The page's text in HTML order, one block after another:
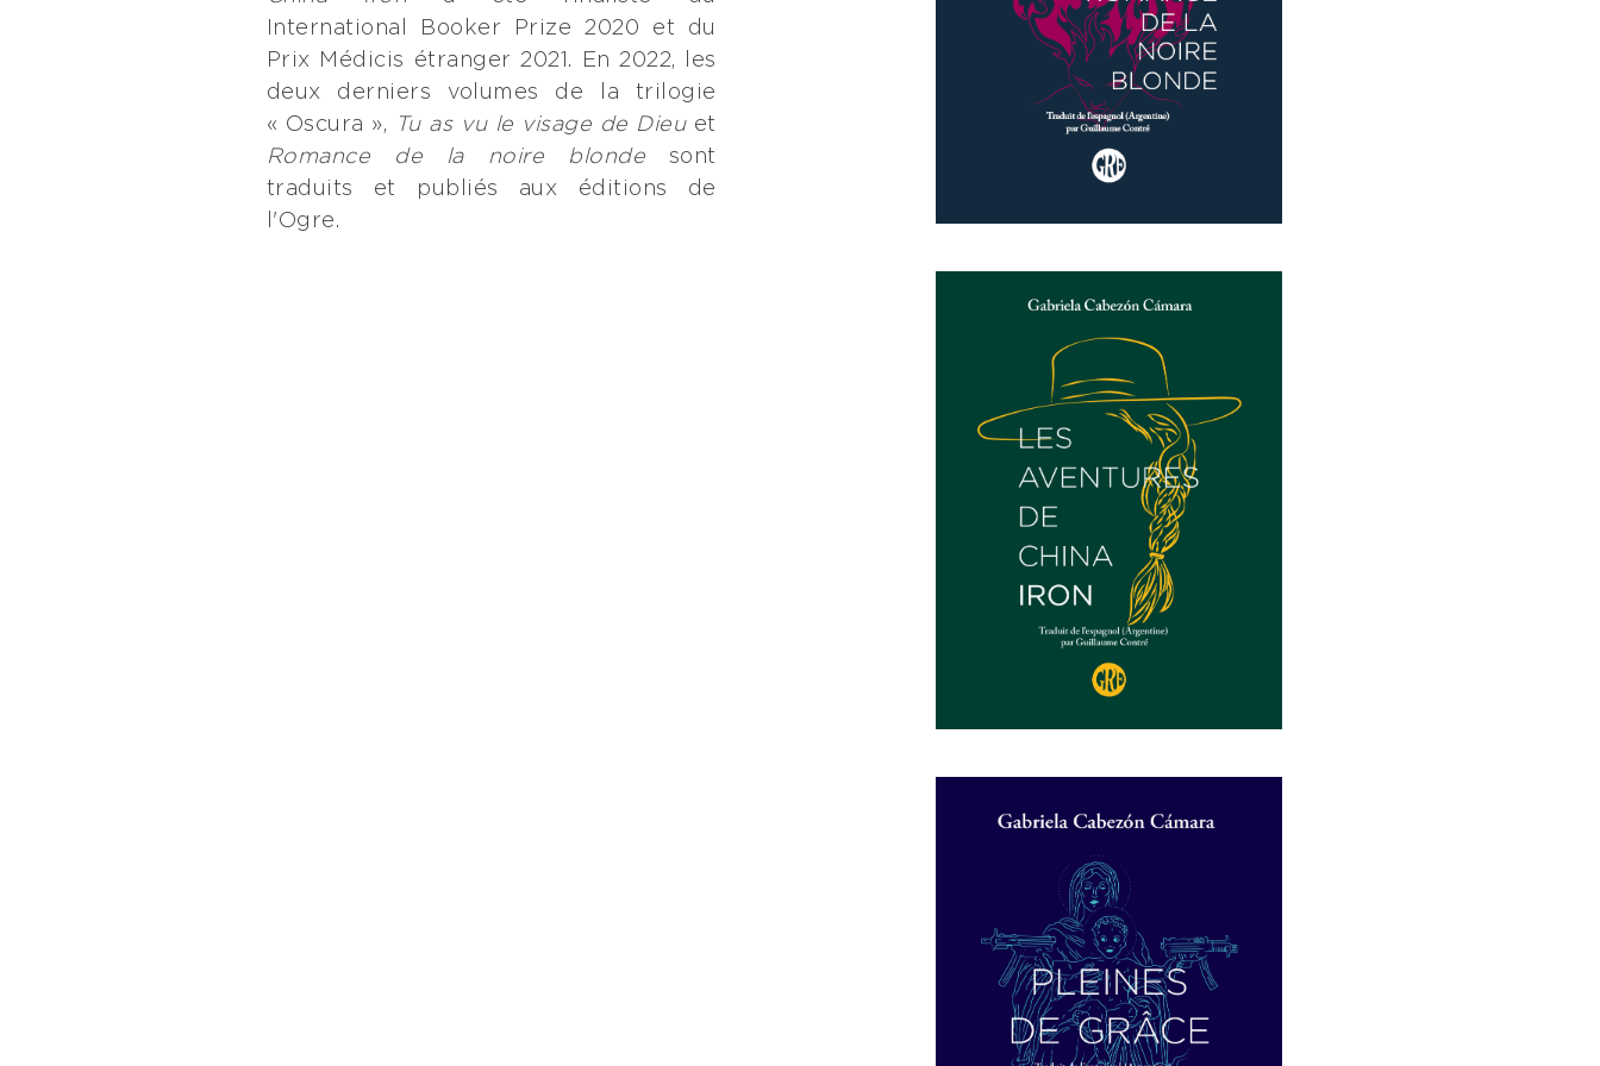
International Booker Prize 2020 et du
Prix Médicis étranger 2021. En 2022, les
deux derniers volumes de la trilogie
« Oscura »,
Tu as vu le visage de Dieuet
Romance de la noire blonde sont
traduits et publiés aux éditions de
l'Ogre.